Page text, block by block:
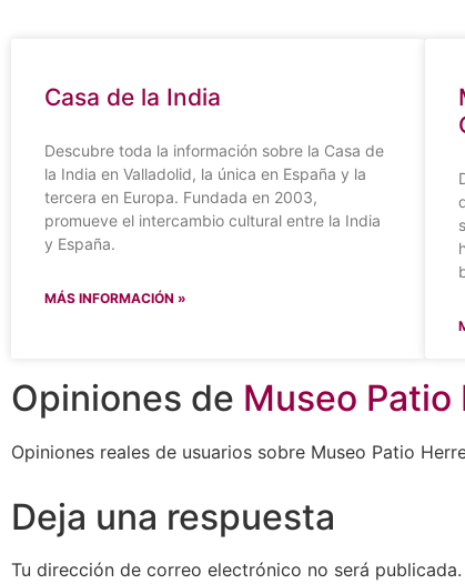
Casa de la India
Descubre toda la información sobre la Casa de
la India en Valladolid, la única en España y la
tercera en Europa. Fundada en 2003,
promueve el intercambio cultural entre la India
y España.
MÁS INFORMACIÓN »
Opiniones de Museo Patio
Opiniones reales de usuarios sobre Museo Patio
Deja una respuesta
Tu dirección de correo electrónico no será publicada.